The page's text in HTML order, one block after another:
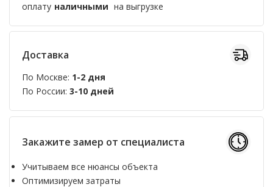
оплату наличными на выгрузке
Доставка
По Москве: 1-2 дня
По России: 3-10 дней
Закажите замер от специалиста
Учитываем все нюансы объекта
Оптимизируем затраты